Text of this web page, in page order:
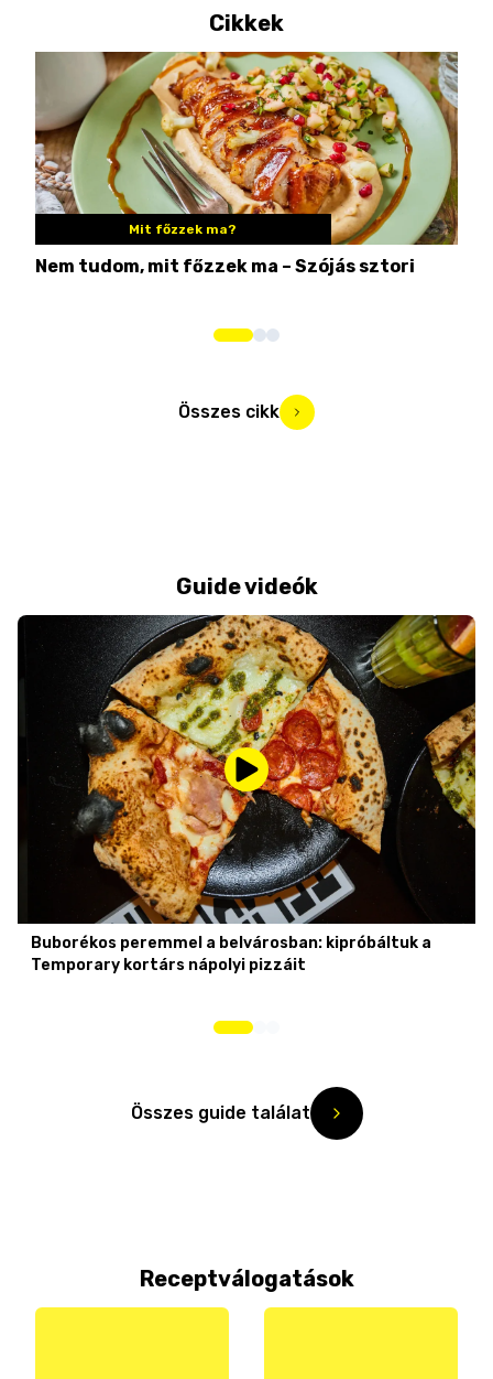
Cikkek
Mit főzzek ma?
Nem tudom, mit főzzek ma – Szójás sztori
Összes cikk
Guide videók
Buborékos peremmel a belvárosban: kipróbáltuk a
Temporary kortárs nápolyi pizzáit
Összes guide találat
Receptválogatások